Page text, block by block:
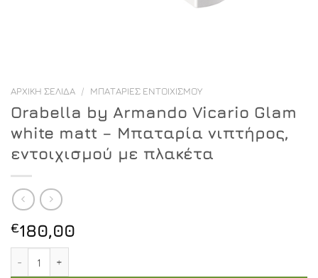
ΑΡΧΙΚΉ ΣΕΛΊΔΑ / ΜΠΑΤΑΡΊΕΣ ΕΝΤΟΙΧΙΣΜΟΎ
Orabella by Armando Vicario Glam
white matt – Μπαταρία νιπτήρος,
εντοιχισμού με πλακέτα
€180,00